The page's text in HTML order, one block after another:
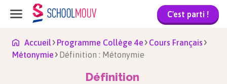
C'est parti !
Accueil Programme Collège 4e
Cours Français
Métonymie
Définition : Métonymie
Définition